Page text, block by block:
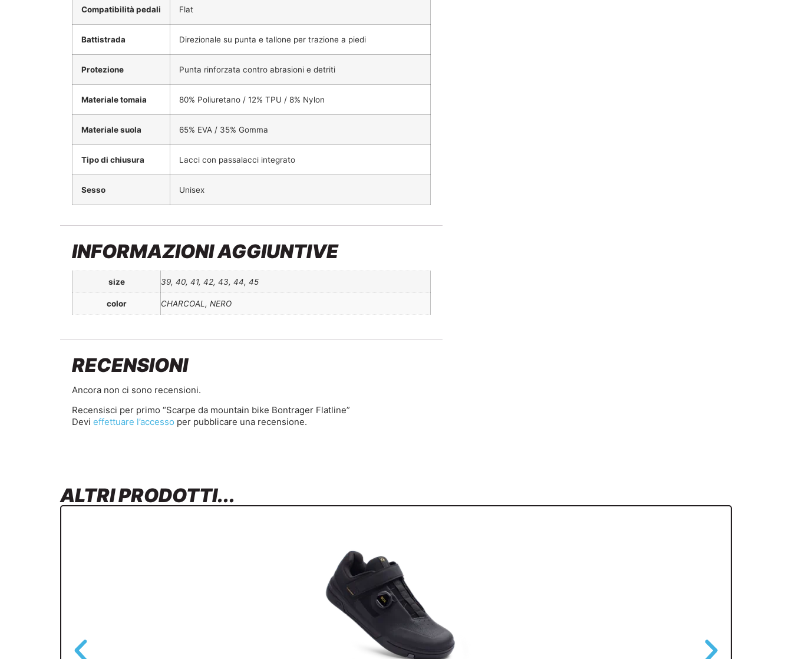
Compatibilità pedali Flat
Battistrada Direzionale su punta e tallone per trazione a piedi
Protezione Punta rinforzata contro abrasioni e detriti
Materiale tomaia 80% Poliuretano / 12% TPU / 8% Nylon
Materiale suola 65% EVA / 35% Gomma
Tipo di chiusura Lacci con passalacci integrato
Sesso Unisex
INFORMAZIONI AGGIUNTIVE
size 39, 40, 41, 42, 43, 44, 45
color CHARCOAL, NERO
RECENSIONI
Ancora non ci sono recensioni.
Recensisci per primo “Scarpe da mountain bike Bontrager Flatline”
Devi effettuare l’accesso per pubblicare una recensione.
ALTRI PRODOTTI...